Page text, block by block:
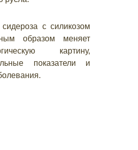
с силикозом
образом меняет
картину,
показатели и